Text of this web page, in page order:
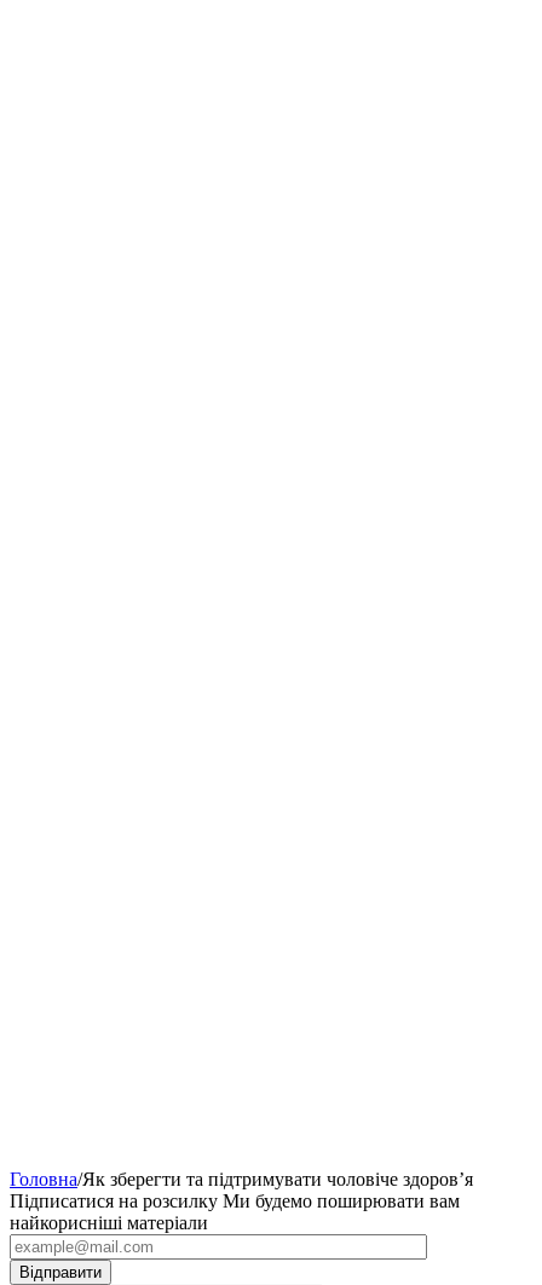
Головна/Як зберегти та підтримувати чоловіче здоров’я
Підписатися на розсилку Ми будемо поширювати вам
найкорисніші матеріали